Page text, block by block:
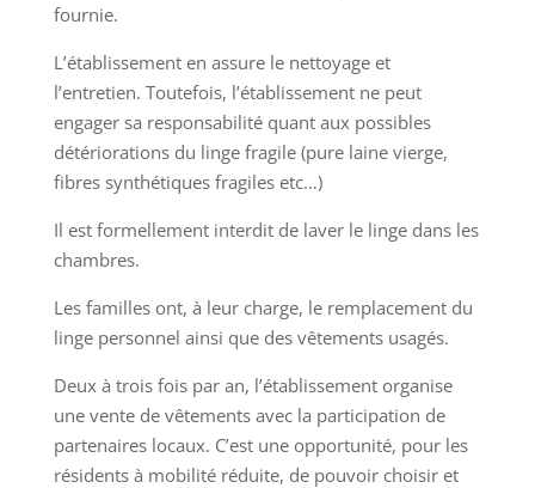
fournie.
L’établissement en assure le nettoyage et
l’entretien. Toutefois, l’établissement ne peut
engager sa responsabilité quant aux possibles
détériorations du linge fragile (pure laine vierge,
fibres synthétiques fragiles etc…)
Il est formellement interdit de laver le linge dans les
chambres.
Les familles ont, à leur charge, le remplacement du
linge personnel ainsi que des vêtements usagés.
Deux à trois fois par an, l’établissement organise
une vente de vêtements avec la participation de
partenaires locaux. C’est une opportunité, pour les
résidents à mobilité réduite, de pouvoir choisir et